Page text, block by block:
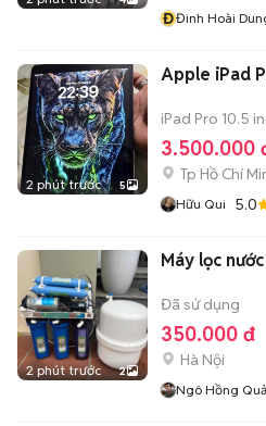
ĐĐinh Hoài
2 phút trước 5
Apple iPad
iPad Pro 10.5
3.500.000
Tp Hồ Chí
Hữu Qui 5.0
2 phút trước 2
Máy lọc
Đã sử dụng
350.000 đ
Hà Nội
Ngô Hồng